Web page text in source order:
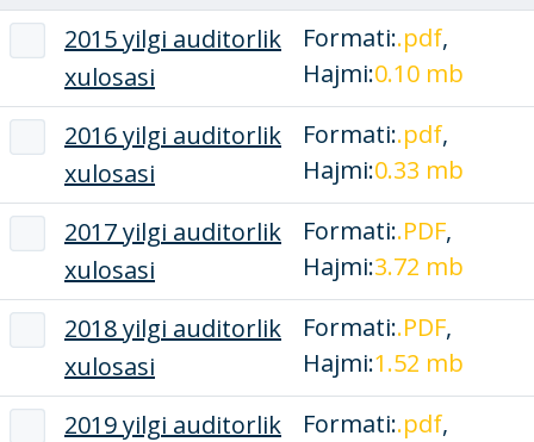
2015 yilgi auditorlik
xulosasi
Formati:.pdf,
Hajmi:0.10 mb
2016 yilgi auditorlik
xulosasi
Formati:.pdf,
Hajmi:0.33 mb
2017 yilgi auditorlik
xulosasi
Formati:.PDF,
Hajmi:3.72 mb
2018 yilgi auditorlik
xulosasi
Formati:.PDF,
Hajmi:1.52 mb
2019 yilgi auditorlik
Formati:.pdf,